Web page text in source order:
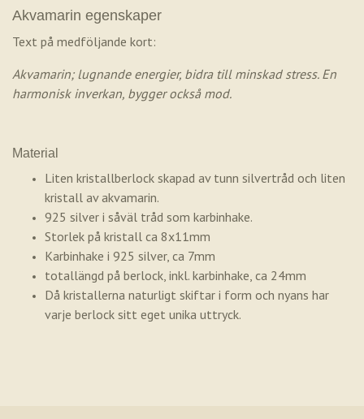
Akvamarin egenskaper
Text på medföljande kort:
Akvamarin; lugnande energier, bidra till minskad stress. En
harmonisk inverkan, bygger också mod.
Material
Liten kristallberlock skapad av tunn silvertråd och liten
kristall av akvamarin.
925 silver i såväl tråd som karbinhake.
Storlek på kristall ca 8x11mm
Karbinhake i 925 silver, ca 7mm
totallängd på berlock, inkl. karbinhake, ca 24mm
Då kristallerna naturligt skiftar i form och nyans har
varje berlock sitt eget unika uttryck.